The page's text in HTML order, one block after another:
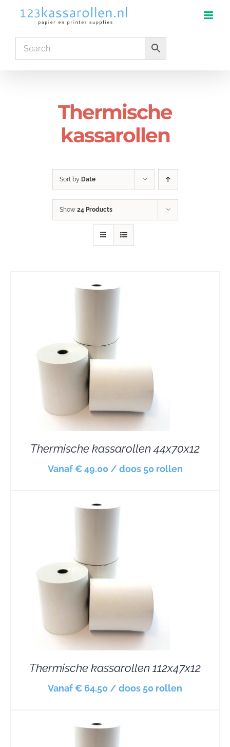
Thermische
kassarollen
Sort by Date
Show 24 Products
Thermische kassarollen 44x70x12
Vanaf € 49.00 / doos 50 rollen
Thermische kassarollen 112x47x12
Vanaf € 64.50 / doos 50 rollen